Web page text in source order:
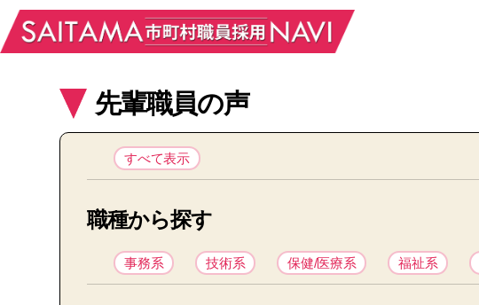
先輩職員の声
すべて表示
職種から探す
事務系 技術系 保健/医療系 福祉系